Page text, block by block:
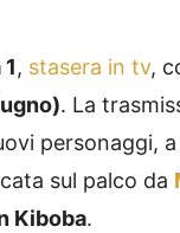
, stasera in tv,
). La
personaggi,
sul palco da
Kiboba.